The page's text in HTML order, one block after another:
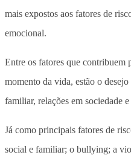
mais expostos aos fatores de
emocional.
Entre os fatores que contribuem
momento da vida, estão o
familiar, relações em sociedade
Já como principais fatores de
social e familiar; o bullying; a